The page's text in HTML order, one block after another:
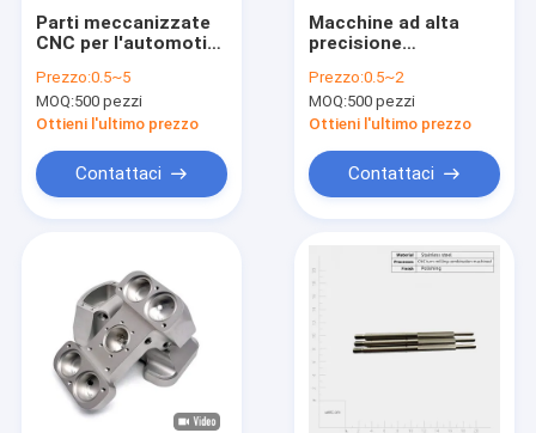
Parti meccanizzate
CNC per l'automotive
Componenti
meccanici CNC di
precisione
Prezzo:0.5~5
MOQ:500 pezzi
Ottieni l'ultimo prezzo
Contattaci
Macchine ad alta
precisione
autoveicoli
lucidatura parti di
auto lavorate a CNC
Prezzo:0.5~2
MOQ:500 pezzi
Ottieni l'ultimo prezzo
Contattaci